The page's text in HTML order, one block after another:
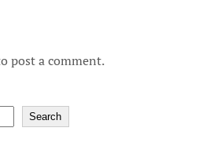
post a comment.
Search